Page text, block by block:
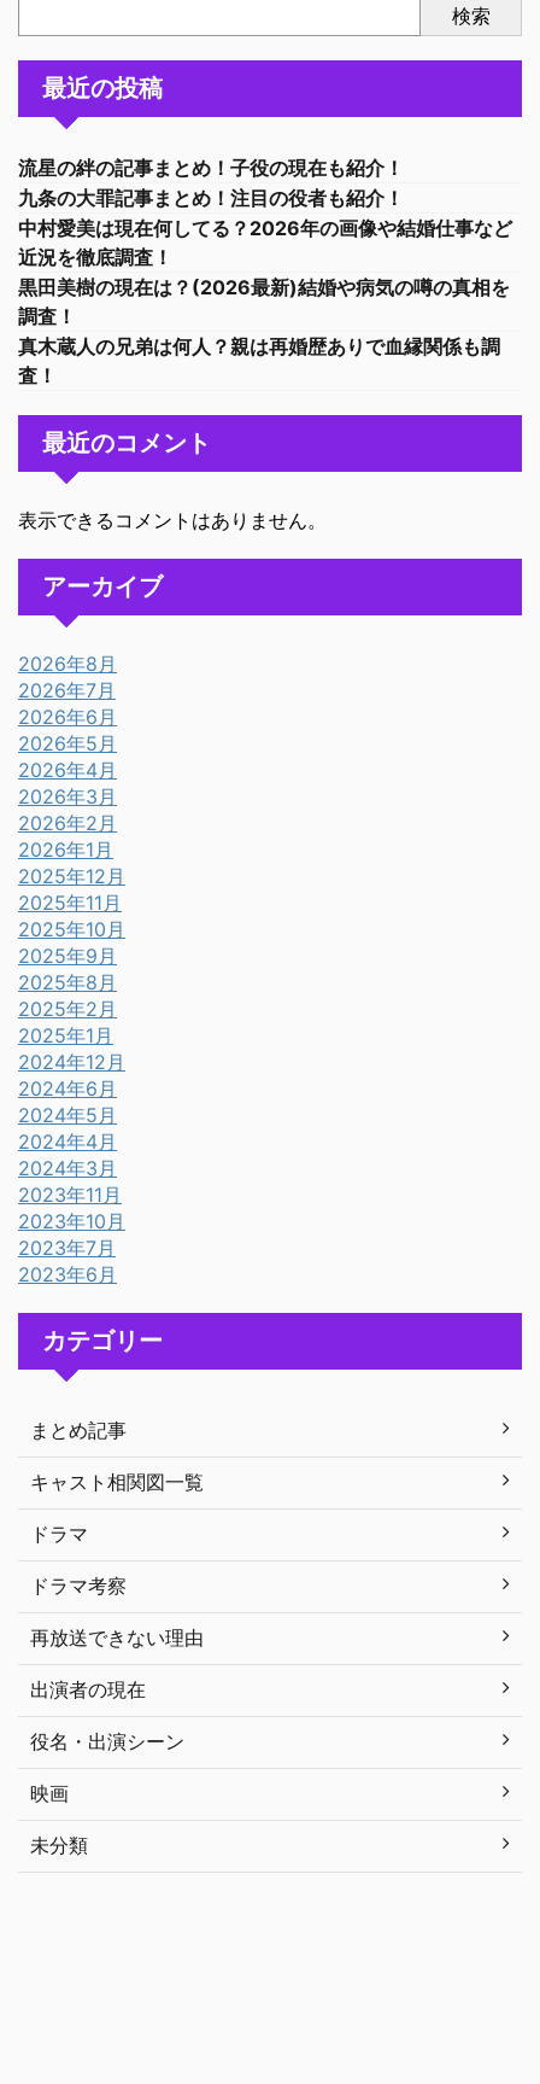
検索
最近の投稿
流星の絆の記事まとめ！子役の現在も紹介！
九条の大罪記事まとめ！注目の役者も紹介！
中村愛美は現在何してる？2026年の画像や結婚仕事など
近況を徹底調査！
黒田美樹の現在は？(2026最新)結婚や病気の噂の真相を
調査！
真木蔵人の兄弟は何人？親は再婚歴ありで血縁関係も調
査！
最近のコメント
表示できるコメントはありません。
アーカイブ
2026年8月
2026年7月
2026年6月
2026年5月
2026年4月
2026年3月
2026年2月
2026年1月
2025年12月
2025年11月
2025年10月
2025年9月
2025年8月
2025年2月
2025年1月
2024年12月
2024年6月
2024年5月
2024年4月
2024年3月
2023年11月
2023年10月
2023年7月
2023年6月
カテゴリー
まとめ記事
キャスト相関図一覧
ドラマ
ドラマ考察
再放送できない理由
出演者の現在
役名・出演シーン
映画
未分類